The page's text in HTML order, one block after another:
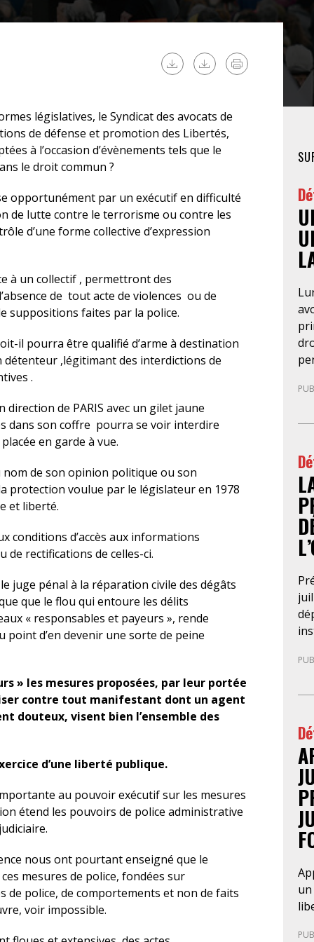
HOSPITALISATION
législatives, le Syndicat des avocats de
de défense et promotion des Libertés,
à l’occasion d’évènements tels que le
le droit commun ?
opportunément par un exécutif en difficulté
de lutte contre le terrorisme ou contre les
d’une forme collective d’expression
à un collectif , permettront des
de tout acte de violences ou de
suppositions faites par la police.
il pourra être qualifié d’arme à destination
,légitimant des interdictions de
.
de PARIS avec un gilet jaune
dans son coffre pourra se voir interdire
en garde à vue.
nom de son opinion politique ou son
protection voulue par le législateur en 1978
et liberté.
conditions d’accès aux informations
de rectifications de celles-ci.
juge pénal à la réparation civile des dégâts
que le flou qui entoure les délits
« responsables et payeurs », rende
d’en devenir une sorte de peine
» les mesures proposées, par leur portée
contre tout manifestant dont un agent
douteux, visent bien l’ensemble des
d’une liberté publique.
au pouvoir exécutif sur les mesures
étend les pouvoirs de police administrative
nous ont pourtant enseigné que le
mesures de police, fondées sur
de police, de comportements et non de faits
voir impossible.
le
le
la